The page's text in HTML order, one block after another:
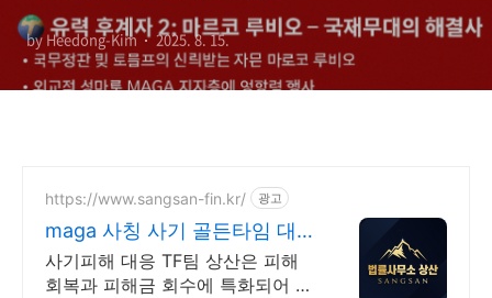
by Heedong-Kim 2025. 8. 15.
https://www.sangsan-fin.kr/ 광고
maga 사칭 사기 골든타임 대
응
사기피해 대응 TF팀 상산은 피해
회복과 피해금 회수에 특화되어 있